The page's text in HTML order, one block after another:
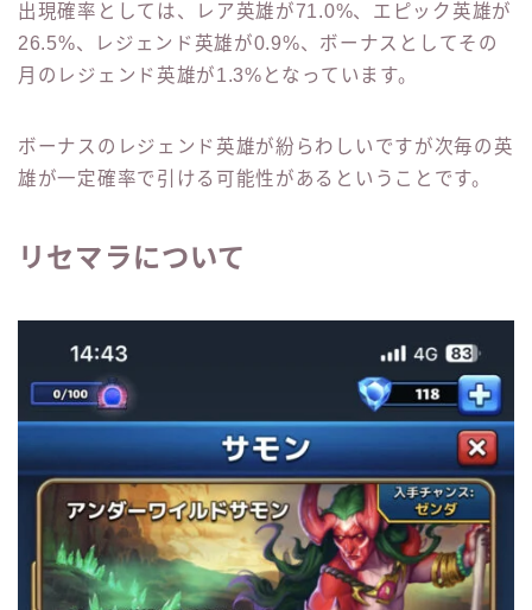
出現確率としては、レア英雄が71.0%、エピック英雄が
26.5%、レジェンド英雄が0.9%、ボーナスとしてその
月のレジェンド英雄が1.3%となっています。
ボーナスのレジェンド英雄が紛らわしいですが次毎の英
雄が一定確率で引ける可能性があるということです。
リセマラについて